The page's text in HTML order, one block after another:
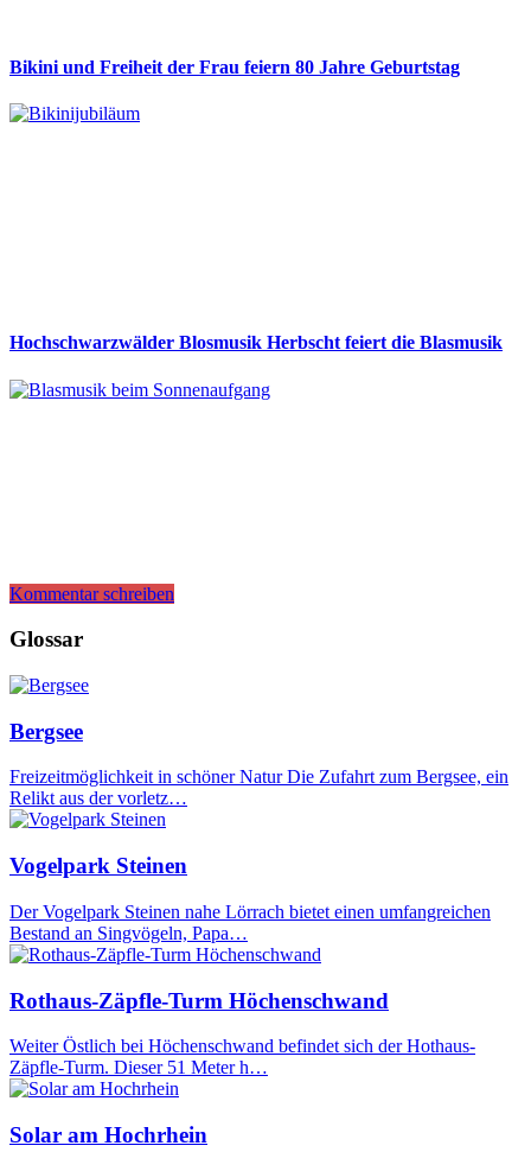
Bikini und Freiheit der Frau feiern 80 Jahre Geburtstag
Hochschwarzwälder Blosmusik Herbscht feiert die Blasmusik
Kommentar schreiben
Glossar
Bergsee
Freizeitmöglichkeit in schöner Natur Die Zufahrt zum Bergsee, ein
Relikt aus der vorletz…
Vogelpark Steinen
Der Vogelpark Steinen nahe Lörrach bietet einen umfangreichen
Bestand an Singvögeln, Papa…
Rothaus-Zäpfle-Turm Höchenschwand
Weiter Östlich bei Höchenschwand befindet sich der Hothaus-
Zäpfle-Turm. Dieser 51 Meter h…
Solar am Hochrhein